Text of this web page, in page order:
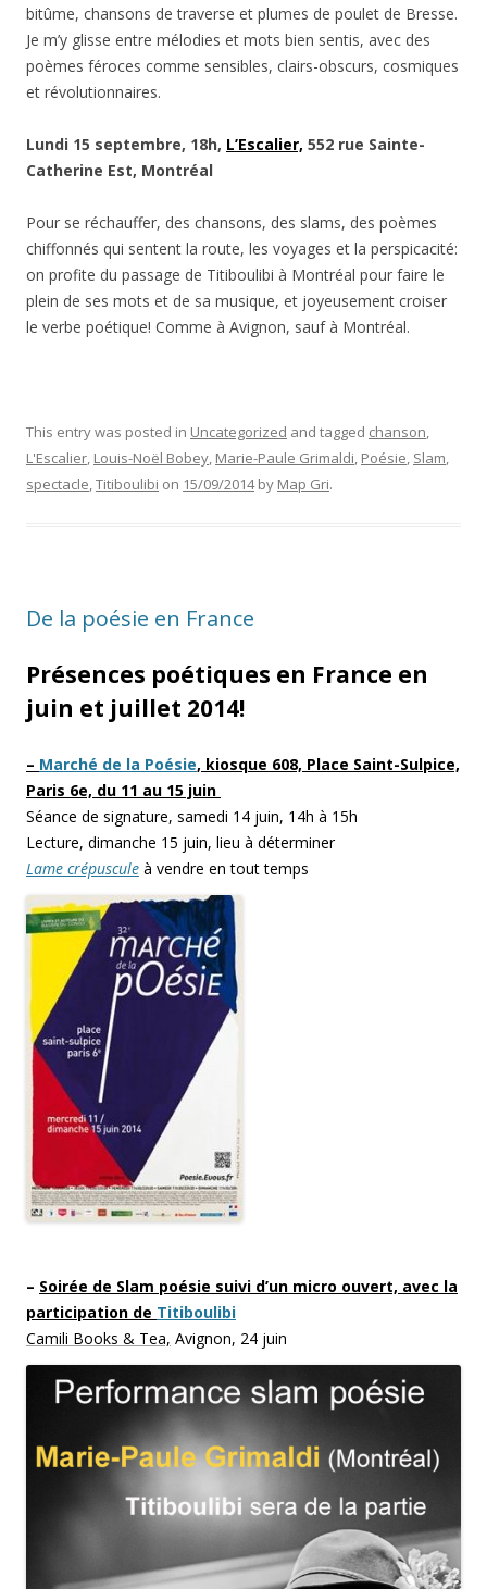
bitûme, chansons de traverse et plumes de poulet de Bresse.
Je m’y glisse entre mélodies et mots bien sentis, avec des
poèmes féroces comme sensibles, clairs-obscurs, cosmiques
et révolutionnaires.
Lundi 15 septembre, 18h, L’Escalier, 552 rue Sainte-
Catherine Est, Montréal
Pour se réchauffer, des chansons, des slams, des poèmes
chiffonnés qui sentent la route, les voyages et la perspicacité:
on profite du passage de Titiboulibi à Montréal pour faire le
plein de ses mots et de sa musique, et joyeusement croiser
le verbe poétique! Comme à Avignon, sauf à Montréal.
This entry was posted in Uncategorized and tagged chanson,
L'Escalier, Louis-Noël Bobey, Marie-Paule Grimaldi, Poésie, Slam,
spectacle,Titiboulibi on 15/09/2014by Map Gri.
De la poésie en France
Présences poétiques en France en
juin et juillet 2014!
– Marché de la Poésie, kiosque 608, Place Saint-Sulpice,
Paris 6e, du 11 au 15 juin
Séance de signature, samedi 14 juin, 14h à 15h
Lecture, dimanche 15 juin, lieu à déterminer
Lame crépuscule à vendre en tout temps
– Soirée de Slam poésie suivi d’un micro ouvert, avec la
participation de Titiboulibi
Camili Books & Tea, Avignon, 24 juin